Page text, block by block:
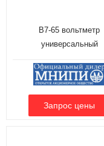
В7-65 вольтметр
универсальный